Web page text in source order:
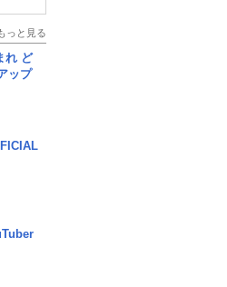
っと見る
れ ど
ップ